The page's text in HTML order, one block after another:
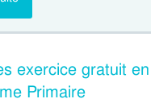
exercice gratuit en
Primaire